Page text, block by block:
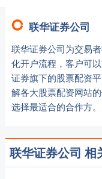
联华证券公司
联华证券公司为交易
化开户流程，客户可
证券旗下的股票配资
解各大股票配资网站
选择最适合的合作方。
联华证券公司 相